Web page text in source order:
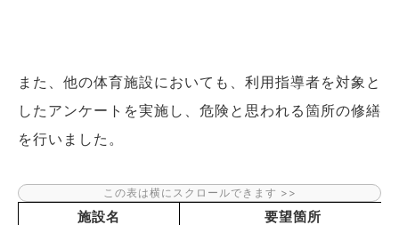
また、他の体育施設においても、利用指導者を対象と
したアンケートを実施し、危険と思われる箇所の修繕
を行いました。
施設名 要望箇所